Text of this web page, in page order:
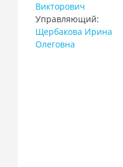
Викторович
Управляющий:
Щербакова Ирина
Олеговна